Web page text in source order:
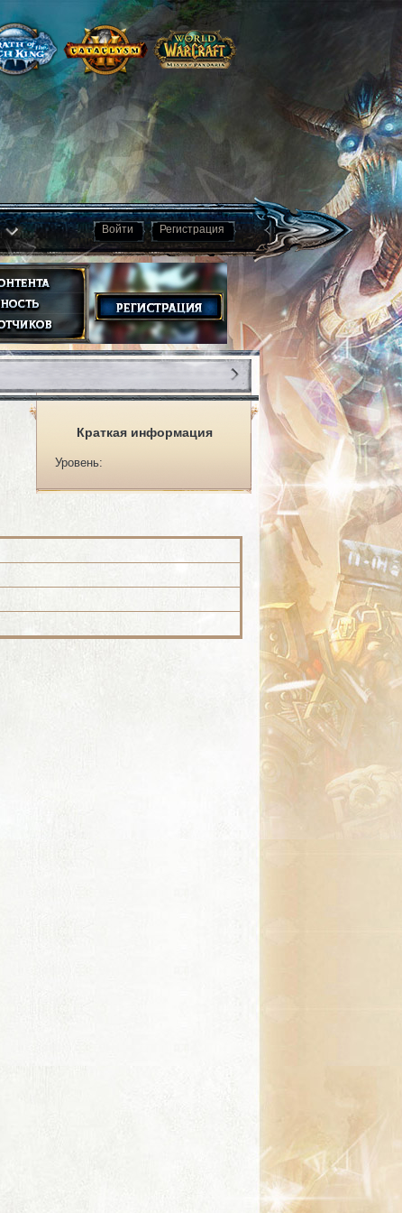
Войти Регистрация
Краткая информация
Уровень: